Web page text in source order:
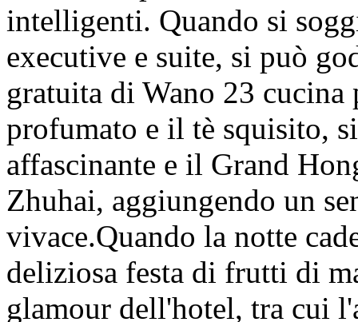
intelligenti. Quando si
executive e suite, si può
gratuita di Wano 23
profumato e il tè squisito,
affascinante e il Grand
Zhuhai, aggiungendo un
vivace.Quando la notte
deliziosa festa di frutti di
glamour dell'hotel, tra cui